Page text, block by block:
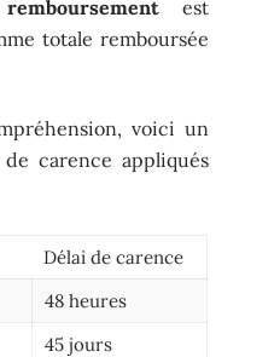
est
totale remboursée
voici un
carence appliqués
Délai de carence
48 heures
45 jours